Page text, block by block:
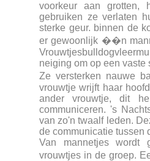
voorkeur aan grotten,
gebruiken ze verlaten
sterke geur. binnen de
er gewoonlijk ��n
neiging om op een
Ze versterken nauwe
vrouwtje wrijft haar
ander vrouwtje, dit
communiceren. 's
van zo'n twaalf leden.
de communicatie tussen
Van mannetjes wordt
vrouwtjes in de groep.